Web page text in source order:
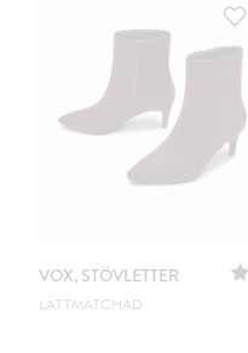
VOX, STÖVLETTER
LÄTTMATCHAD